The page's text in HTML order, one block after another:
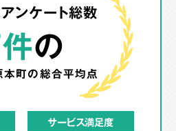
ンケート総数
の
本町の総合平均点
サービス満足度